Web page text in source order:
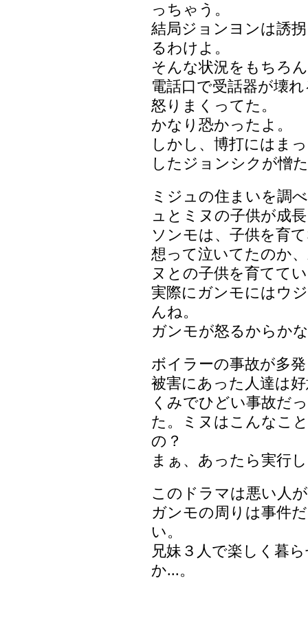
っちゃう。
結局ジョンヨンは誘
るわけよ。
そんな状況をもちろ
電話口で受話器が壊
怒りまくってた。
かなり恐かったよ。
しかし、博打にはま
したジョンシクが憎
ミジュの住まいを調
ュとミヌの子供が成
ソンモは、子供を育
想って泣いてたのか
ヌとの子供を育てて
実際にガンモにはウ
んね。
ガンモが怒るからか
ボイラーの事故が多
被害にあった人達は
くみでひどい事故だ
た。ミヌはこんなこ
の？
まぁ、あったら実行
このドラマは悪い人
ガンモの周りは事件
い。
兄妹３人で楽しく暮
か...。